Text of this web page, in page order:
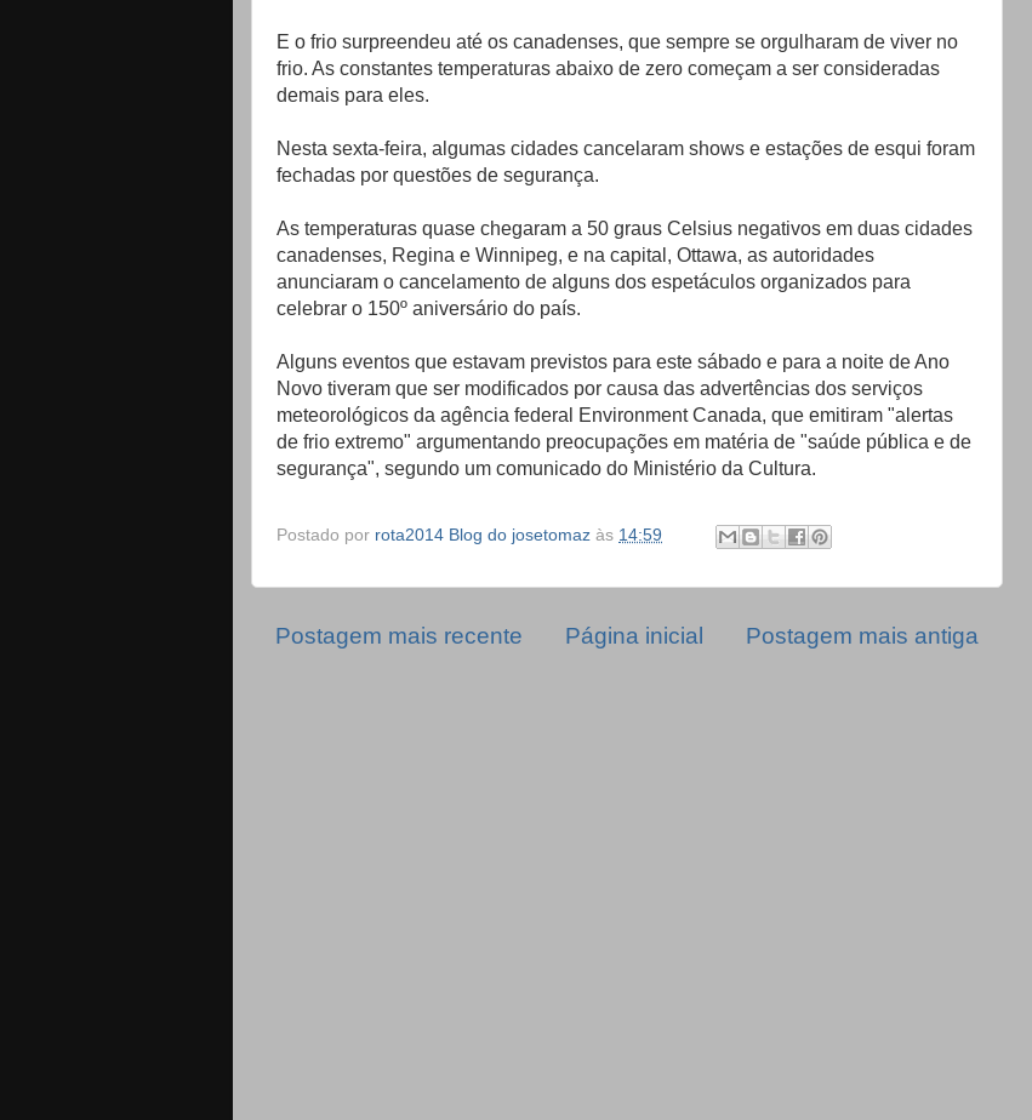
E o frio surpreendeu até os canadenses, que sempre se orgulharam de viver no
frio. As constantes temperaturas abaixo de zero começam a ser consideradas
demais para eles.
Nesta sexta-feira, algumas cidades cancelaram shows e estações de esqui foram
fechadas por questões de segurança.
As temperaturas quase chegaram a 50 graus Celsius negativos em duas cidades
canadenses, Regina e Winnipeg, e na capital, Ottawa, as autoridades
anunciaram o cancelamento de alguns dos espetáculos organizados para
celebrar o 150º aniversário do país.
Alguns eventos que estavam previstos para este sábado e para a noite de Ano
Novo tiveram que ser modificados por causa das advertências dos serviços
meteorológicos da agência federal Environment Canada, que emitiram "alertas
de frio extremo" argumentando preocupações em matéria de "saúde pública e de
segurança", segundo um comunicado do Ministério da Cultura.
Postado por rota2014 Blog do josetomaz às 14:59
Postagem mais recente Postagem mais antiga
Página inicial